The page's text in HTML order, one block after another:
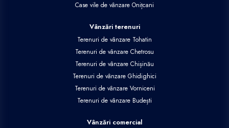
Case vile de vânzare Onițcani
Vânzări terenuri
Terenuri de vânzare Tohatin
Terenuri de vânzare Chetrosu
Terenuri de vânzare Chișinău
Terenuri de vânzare Ghidighici
Terenuri de vânzare Vorniceni
Terenuri de vânzare Budești
Vânzări comercial